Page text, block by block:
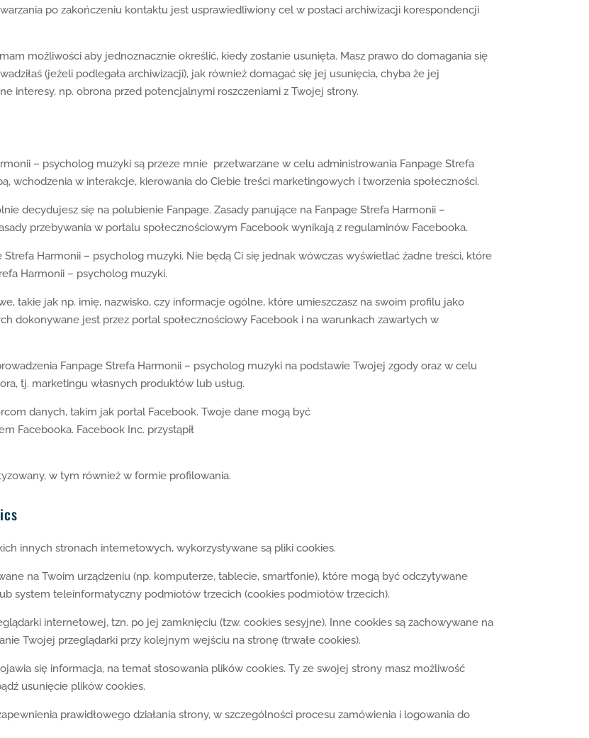
po zakończeniu kontaktu jest usprawiedliwiony cel w postaci archiwizacji korespondencji
możliwości aby jednoznacznie określić, kiedy zostanie usunięta. Masz prawo do domagania się
(jeżeli podlegała archiwizacji), jak również domagać się jej usunięcia, chyba że jej
interesy, np. obrona przed potencjalnymi roszczeniami z Twojej strony.
– psycholog muzyki są przeze mnie przetwarzane w celu administrowania Fanpage Strefa
wchodzenia w interakcje, kierowania do Ciebie treści marketingowych i tworzenia społeczności.
decydujesz się na polubienie Fanpage. Zasady panujące na Fanpage Strefa Harmonii –
przebywania w portalu społecznościowym Facebook wynikają z regulaminów Facebooka.
Harmonii – psycholog muzyki. Nie będą Ci się jednak wówczas wyświetlać żadne treści, które
Harmonii – psycholog muzyki.
takie jak np. imię, nazwisko, czy informacje ogólne, które umieszczasz na swoim profilu jako
dokonywane jest przez portal społecznościowy Facebook i na warunkach zawartych w
Fanpage Strefa Harmonii – psycholog muzyki na podstawie Twojej zgody oraz w celu
tj. marketingu własnych produktów lub usług.
danych, takim jak portal Facebook. Twoje dane mogą być
Facebooka. Facebook Inc. przystąpił
w tym również w formie profilowania.
innych stronach internetowych, wykorzystywane są pliki cookies.
na Twoim urządzeniu (np. komputerze, tablecie, smartfonie), które mogą być odczytywane
system teleinformatyczny podmiotów trzecich (cookies podmiotów trzecich).
internetowej, tzn. po jej zamknięciu (tzw. cookies sesyjne). Inne cookies są zachowywane na
Twojej przeglądarki przy kolejnym wejściu na stronę (trwałe cookies).
się informacja, na temat stosowania plików cookies. Ty ze swojej strony masz możliwość
usunięcie plików cookies.
prawidłowego działania strony, w szczególności procesu zamówienia i logowania do